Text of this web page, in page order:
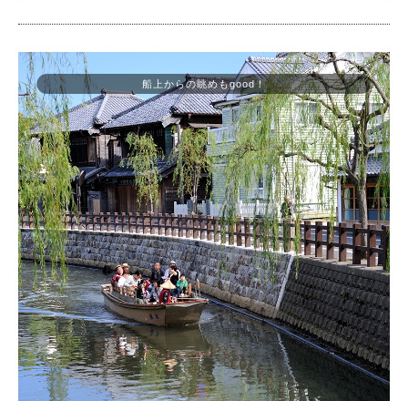
船上からの眺めもgood！